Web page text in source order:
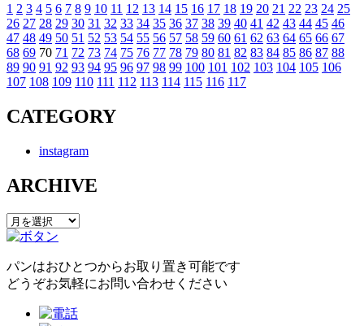
投
稿
の
ペ
ー
り
1 2 3 4 5 6 7 8 9 10 11 12 13 14 15 16 17 18 19 20 21 22 23 24 25
26 27 28 29 30 31 32 33 34 35 36 37 38 39 40 41 42 43 44 45 46
47 48 49 50 51 52 53 54 55 56 57 58 59 60 61 62 63 64 65 66 67
68 69 70 71 72 73 74 75 76 77 78 79 80 81 82 83 84 85 86 87 88
89 90 91 92 93 94 95 96 97 98 99 100 101 102 103 104 105 106
107 108 109 110 111 112 113 114 115 116 117
CATEGORY
instagram
ARCHIVE
ARCHIVE
パンはおひとつからお取り置き可能です
どうぞお気軽にお問い合わせください